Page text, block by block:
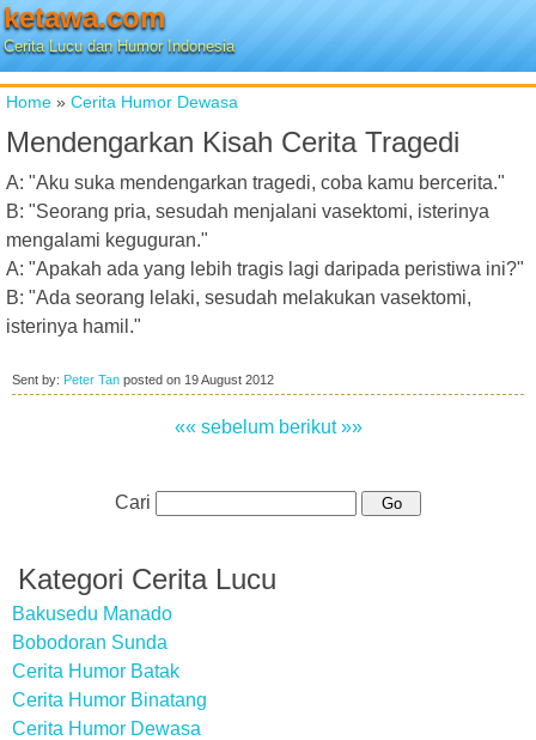
ketawa.com
Cerita Lucu dan Humor Indonesia
Home » Cerita Humor Dewasa
Mendengarkan Kisah Cerita Tragedi
A: "Aku suka mendengarkan tragedi, coba kamu bercerita."
B: "Seorang pria, sesudah menjalani vasektomi, isterinya
mengalami keguguran."
A: "Apakah ada yang lebih tragis lagi daripada peristiwa ini?"
B: "Ada seorang lelaki, sesudah melakukan vasektomi,
isterinya hamil."
Sent by: Peter Tan posted on 19 August 2012
«« sebelum berikut »»
Cari
Kategori Cerita Lucu
Bakusedu Manado
Bobodoran Sunda
Cerita Humor Batak
Cerita Humor Binatang
Cerita Humor Dewasa